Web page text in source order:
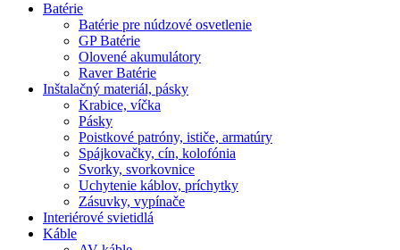
Batérie
Batérie pre núdzové osvetlenie
GP Batérie
Olovené akumulátory
Raver Batérie
Inštalačný materiál, pásky
Krabice, víčka
Pásky
Poistkové patróny, ističe, armatúry
Spájkovačky, cín, kolofónia
Svorky, svorkovnice
Uchytenie káblov, príchytky
Zásuvky, vypínače
Interiérové svietidlá
Káble